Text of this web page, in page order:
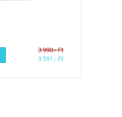
3 990.- Ft
3 591.- Ft